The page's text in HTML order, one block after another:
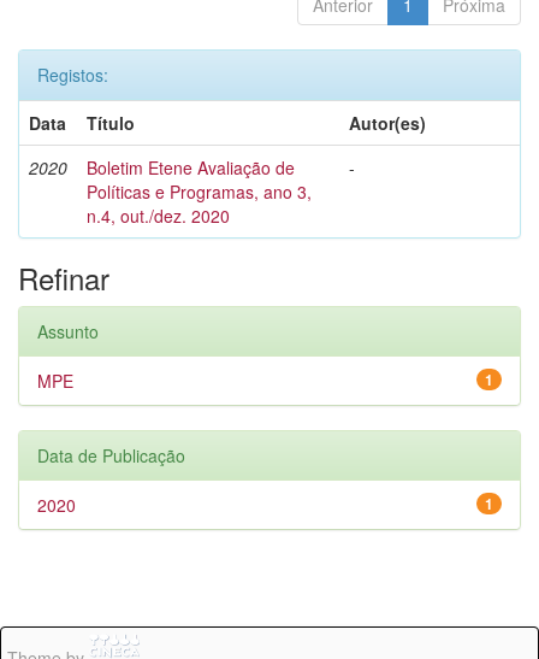
Anterior 1 Próxima
Registos:
Data
Título
Autor(es)
2020
Boletim Etene Avaliação de
Políticas e Programas, ano 3,
n.4, out./dez. 2020
-
Refinar
Assunto
1
MPE
Data de Publicação
1
2020